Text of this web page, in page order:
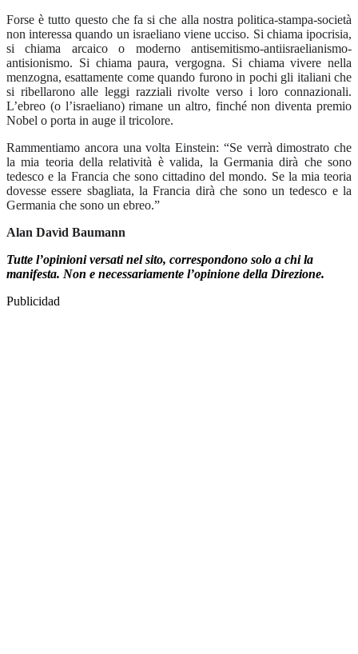
Forse è tutto questo che fa si che alla nostra politica-stampa-società
non interessa quando un israeliano viene ucciso. Si chiama ipocrisia,
si chiama arcaico o moderno antisemitismo-antiisraelianismo-
antisionismo. Si chiama paura, vergogna. Si chiama vivere nella
menzogna, esattamente come quando furono in pochi gli italiani che
si ribellarono alle leggi razziali rivolte verso i loro connazionali.
L’ebreo (o l’israeliano) rimane un altro, finché non diventa premio
Nobel o porta in auge il tricolore.
Rammentiamo ancora una volta Einstein: “Se verrà dimostrato che
la mia teoria della relatività è valida, la Germania dirà che sono
tedesco e la Francia che sono cittadino del mondo. Se la mia teoria
dovesse essere sbagliata, la Francia dirà che sono un tedesco e la
Germania che sono un ebreo.”
Alan Davìd Baumann
Tutte l’opinioni versati nel sito, correspondono solo a chi la
manifesta. Non e necessariamente l’opinione della Direzione.
Publicidad